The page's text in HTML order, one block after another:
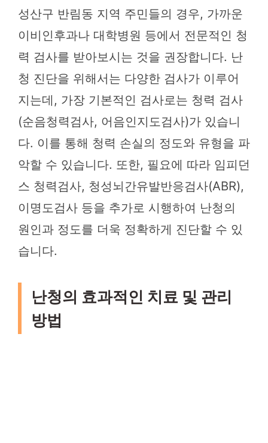
성산구 반림동 지역 주민들의 경우, 가까운
이비인후과나 대학병원 등에서 전문적인 청
력 검사를 받아보시는 것을 권장합니다. 난
청 진단을 위해서는 다양한 검사가 이루어
지는데, 가장 기본적인 검사로는 청력 검사
(순음청력검사, 어음인지도검사)가 있습니
다. 이를 통해 청력 손실의 정도와 유형을 파
악할 수 있습니다. 또한, 필요에 따라 임피던
스 청력검사, 청성뇌간유발반응검사(ABR),
이명도검사 등을 추가로 시행하여 난청의
원인과 정도를 더욱 정확하게 진단할 수 있
습니다.
난청의 효과적인 치료 및 관리
방법